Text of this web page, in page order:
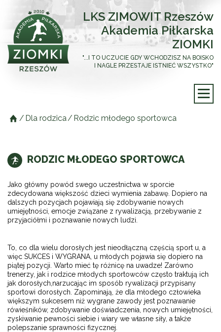
LKS ZIMOWIT Rzeszów
Akademia Piłkarska
ZIOMKI
"...I TO UCZUCIE GDY WCHODZISZ NA BOISKO
I NAGLE PRZESTAJE ISTNIEĆ WSZYSTKO"
/ Dla rodzica / Rodzic młodego sportowca
RODZIC MŁODEGO SPORTOWCA
Jako główny powód swego uczestnictwa w sporcie
zdecydowana większość dzieci wymienia zabawę. Dopiero na
dalszych pozycjach pojawiają się zdobywanie nowych
umiejętności, emocje związane z rywalizacją, przebywanie z
przyjaciółmi i poznawanie nowych ludzi.
To, co dla wielu dorosłych jest nieodłączną częścią sport u, a
więc SUKCES i WYGRANA, u młodych pojawia się dopiero na
piątej pozycji. Warto mieć tę różnicę na uwadze! Zarówno
trenerzy, jak i rodzice młodych sportowców często traktują ich
jak dorosłych,narzucając im sposób rywalizacji przypisany
sportowi dorosłych. Zapominają, że dla młodego człowieka
większym sukcesem niż wygrane zawody jest poznawanie
rówieśników, zdobywanie doświadczenia, nowych umiejętności,
zyskiwanie pewności siebie i wiary we własne siły, a także
polepszanie sprawności fizycznej.